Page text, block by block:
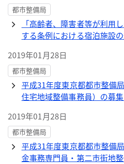
都市整備局
「高齢者、障害者等が利用
する条例における宿泊施設
いて
2019年01月28日
都市整備局
平成31年度東京都都市整備
住宅地域整備事務員）の募
2019年01月28日
都市整備局
平成31年度東京都都市整備
金事務専門員・第二市街地